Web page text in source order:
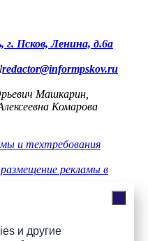
и другие
г. Псков, Ленина, д.6а
redactor@informpskov.ru
Машкарин,
Комарова
и техтребования
рекламы в